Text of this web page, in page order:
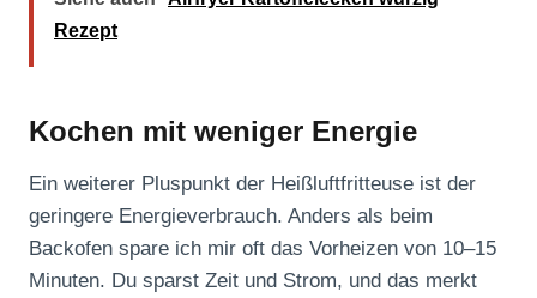
Rezept
Kochen mit weniger Energie
Ein weiterer Pluspunkt der Heißluftfritteuse ist der
geringere Energieverbrauch. Anders als beim
Backofen spare ich mir oft das Vorheizen von 10–15
Minuten. Du sparst Zeit und Strom, und das merkt